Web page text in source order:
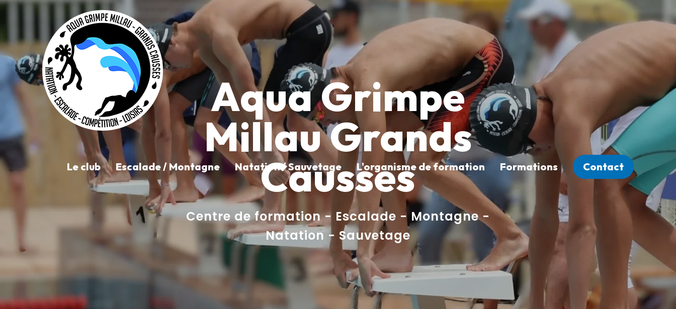
Le club Escalade / Montagne Natation / Sauvetage L'organisme de formation Formations Contact
Aqua Grimpe
Millau Grands
Causses
Centre de formation - Escalade - Montagne -
Natation - Sauvetage